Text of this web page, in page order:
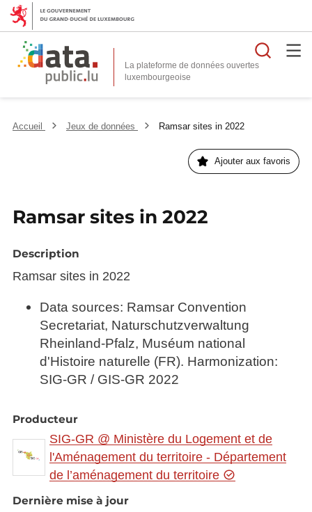
La plateforme de données ouvertes
Accueil Jeux de données Ramsar sites in 2022
Ajouter aux favoris
Ramsar sites in 2022
Description
Ramsar sites in 2022
Data sources: Ramsar Convention
Secretariat, Naturschutzverwaltung
Rheinland-Pfalz, Muséum national
d'Histoire naturelle (FR). Harmonization:
SIG-GR / GIS-GR 2022
Producteur
SIG-GR @ Ministère du Logement et de
l'Aménagement du territoire - Département
de l’aménagement du territoire
Dernière mise à jour